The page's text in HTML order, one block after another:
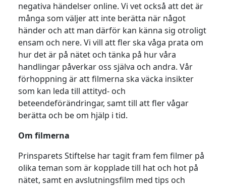
negativa händelser online. Vi vet också att det är
många som väljer att inte berätta när något
händer och att man därför kan känna sig otroligt
ensam och nere. Vi vill att fler ska våga prata om
hur det är på nätet och tänka på hur våra
handlingar påverkar oss själva och andra. Vår
förhoppning är att filmerna ska väcka insikter
som kan leda till attityd- och
beteendeförändringar, samt till att fler vågar
berätta och be om hjälp i tid.
Om filmerna
Prinsparets Stiftelse har tagit fram fem filmer på
olika teman som är kopplade till hat och hot på
nätet, samt en avslutningsfilm med tips och